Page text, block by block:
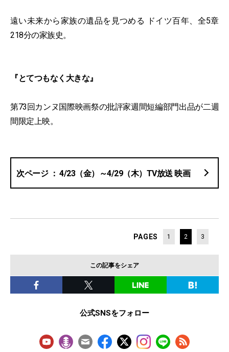
遠い未来から家族の遺品を見つめる ドイツ百年、全5章
218分の家族史。
『とてつもなく大きな』
第73回カンヌ国際映画祭の批評家週間短編部門出品が二週
間限定上映。
4/23（金）～4/29（木）TV放送 映画
PAGES 1 2 3
この記事をシェア
公式SNSをフォロー